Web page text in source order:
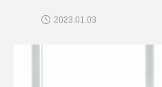
2023.01.03